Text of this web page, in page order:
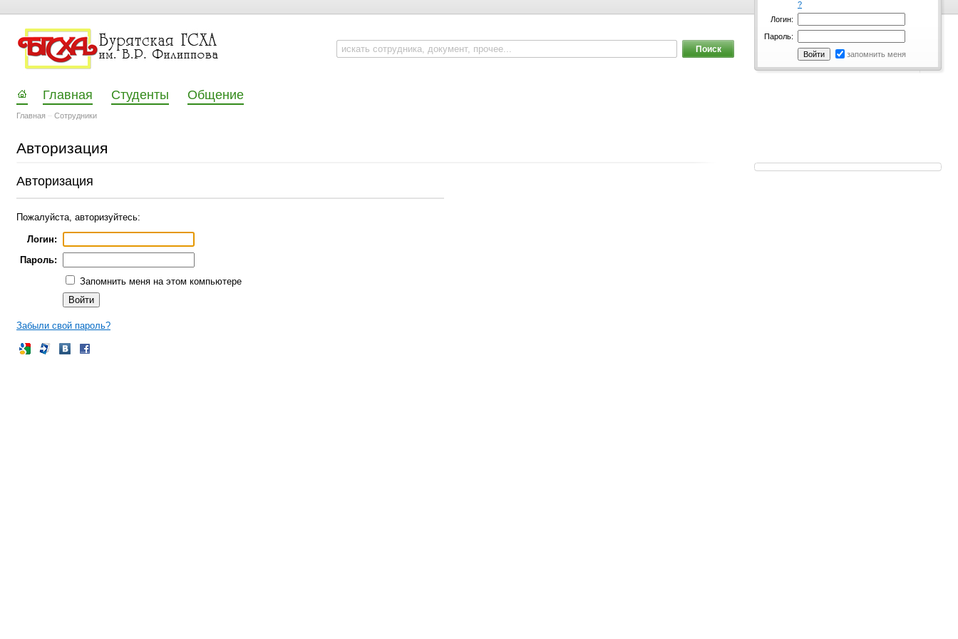
?
Логин:
Пароль:
запомнить меня
Главная Студенты Общение
Главная Сотрудники
Авторизация
Авторизация
Пожалуйста, авторизуйтесь:
Логин:
Пароль:
Запомнить меня на этом компьютере
Забыли свой пароль?